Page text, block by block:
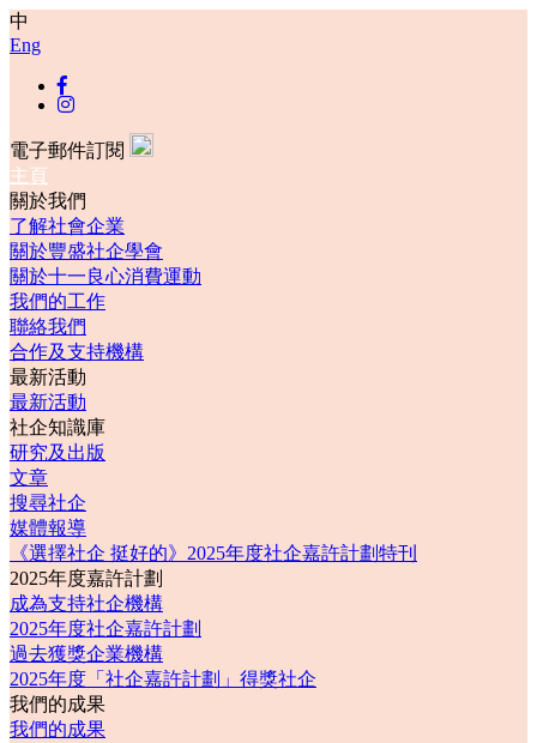
中
Eng
電子郵件訂閱
主頁
關於我們
了解社會企業
關於豐盛社企學會
關於十一良心消費運動
我們的工作
聯絡我們
合作及支持機構
最新活動
最新活動
社企知識庫
研究及出版
文章
搜尋社企
媒體報導
《選擇社企 挺好的》2025年度社企嘉許計劃特刊
2025年度嘉許計劃
成為支持社企機構
2025年度社企嘉許計劃
過去獲獎企業機構
2025年度「社企嘉許計劃」得獎社企
我們的成果
我們的成果